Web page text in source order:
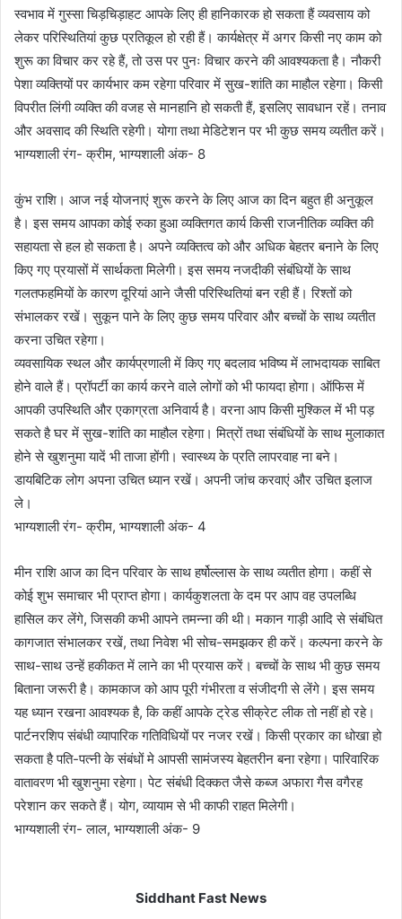
स्वभाव में गुस्सा चिड़चिड़ाहट आपके लिए ही हानिकारक हो सकता हैं व्यवसाय को
लेकर परिस्थितियां कुछ प्रतिकूल हो रही हैं। कार्यक्षेत्र में अगर किसी नए काम को
शुरू का विचार कर रहे हैं, तो उस पर पुनः विचार करने की आवश्यकता है। नौकरी
पेशा व्यक्तियों पर कार्यभार कम रहेगा परिवार में सुख-शांति का माहौल रहेगा। किसी
विपरीत लिंगी व्यक्ति की वजह से मानहानि हो सकती हैं, इसलिए सावधान रहें। तनाव
और अवसाद की स्थिति रहेगी। योगा तथा मेडिटेशन पर भी कुछ समय व्यतीत करें।
भाग्यशाली रंग- क्रीम, भाग्यशाली अंक- 8
कुंभ राशि। आज नई योजनाएं शुरू करने के लिए आज का दिन बहुत ही अनुकूल
है। इस समय आपका कोई रुका हुआ व्यक्तिगत कार्य किसी राजनीतिक व्यक्ति की
सहायता से हल हो सकता है। अपने व्यक्तित्व को और अधिक बेहतर बनाने के लिए
किए गए प्रयासों में सार्थकता मिलेगी। इस समय नजदीकी संबंधियों के साथ
गलतफहमियों के कारण दूरियां आने जैसी परिस्थितियां बन रही हैं। रिश्तों को
संभालकर रखें। सुकून पाने के लिए कुछ समय परिवार और बच्चों के साथ व्यतीत
करना उचित रहेगा।
व्यवसायिक स्थल और कार्यप्रणाली में किए गए बदलाव भविष्य में लाभदायक साबित
होने वाले हैं। प्रॉपर्टी का कार्य करने वाले लोगों को भी फायदा होगा। ऑफिस में
आपकी उपस्थिति और एकाग्रता अनिवार्य है। वरना आप किसी मुश्किल में भी पड़
सकते है घर में सुख-शांति का माहौल रहेगा। मित्रों तथा संबंधियों के साथ मुलाकात
होने से खुशनुमा यादें भी ताजा होंगी। स्वास्थ्य के प्रति लापरवाह ना बने।
डायबिटिक लोग अपना उचित ध्यान रखें। अपनी जांच करवाएं और उचित इलाज
ले।
भाग्यशाली रंग- क्रीम, भाग्यशाली अंक- 4
मीन राशि आज का दिन परिवार के साथ हर्षोल्लास के साथ व्यतीत होगा। कहीं से
कोई शुभ समाचार भी प्राप्त होगा। कार्यकुशलता के दम पर आप वह उपलब्धि
हासिल कर लेंगे, जिसकी कभी आपने तमन्ना की थी। मकान गाड़ी आदि से संबंधित
कागजात संभालकर रखें, तथा निवेश भी सोच-समझकर ही करें। कल्पना करने के
साथ-साथ उन्हें हकीकत में लाने का भी प्रयास करें। बच्चों के साथ भी कुछ समय
बिताना जरूरी है। कामकाज को आप पूरी गंभीरता व संजीदगी से लेंगे। इस समय
यह ध्यान रखना आवश्यक है, कि कहीं आपके ट्रेड सीक्रेट लीक तो नहीं हो रहे।
पार्टनरशिप संबंधी व्यापारिक गतिविधियों पर नजर रखें। किसी प्रकार का धोखा हो
सकता है पति-पत्नी के संबंधों मे आपसी सामंजस्य बेहतरीन बना रहेगा। पारिवारिक
वातावरण भी खुशनुमा रहेगा। पेट संबंधी दिक्कत जैसे कब्ज अफारा गैस वगैरह
परेशान कर सकते हैं। योग, व्यायाम से भी काफी राहत मिलेगी।
भाग्यशाली रंग- लाल, भाग्यशाली अंक- 9
Siddhant Fast News